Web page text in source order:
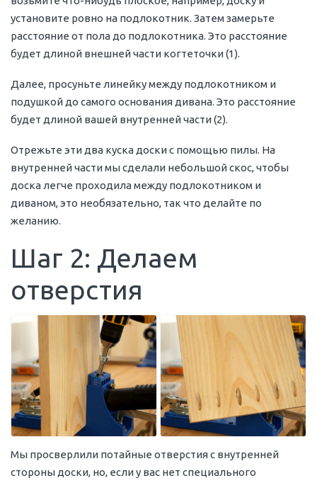
установите ровно на подлокотник. Затем замерьте
расстояние от пола до подлокотника. Это расстояние
будет длиной внешней части когтеточки (1).
Далее, просуньте линейку между подлокотником и
подушкой до самого основания дивана. Это расстояние
будет длиной вашей внутренней части (2).
Отрежьте эти два куска доски с помощью пилы. На
внутренней части мы сделали небольшой скос, чтобы
доска легче проходила между подлокотником и
диваном, это необязательно, так что делайте по
желанию.
Шаг 2: Делаем
отверстия
Мы просверлили потайные отверстия с внутренней
стороны доски, но, если у вас нет специального